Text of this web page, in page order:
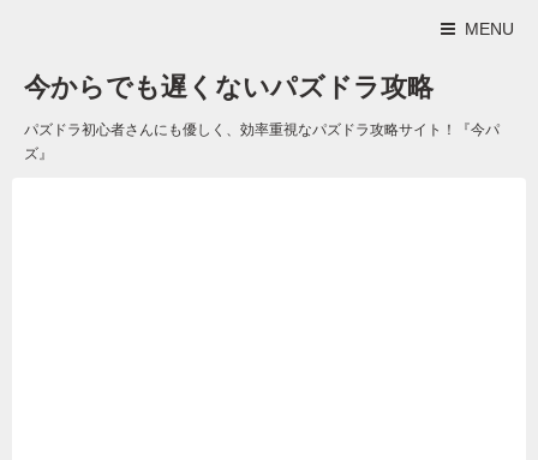
MENU
今からでも遅くないパズドラ攻略
パズドラ初心者さんにも優しく、効率重視なパズドラ攻略サイト！『今パ
ズ』